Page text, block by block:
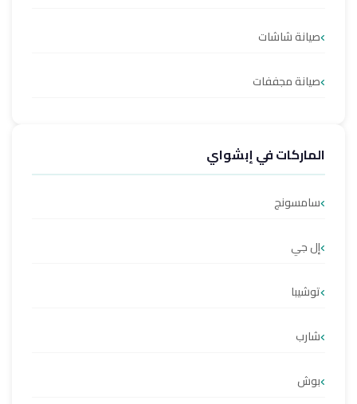
صيانة شاشات
صيانة مجففات
الماركات في إبشواي
سامسونج
إل جي
توشيبا
شارب
بوش